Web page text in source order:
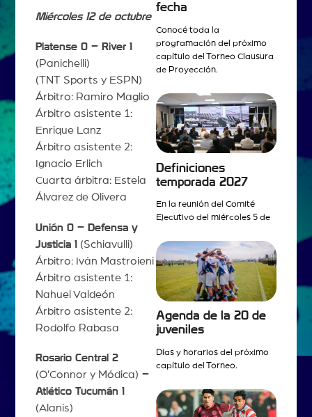
Miércoles 12 de octubre
Platense 0 – River 1
(Panichelli)
(TNT Sports y ESPN)
Árbitro: Ramiro Maglio
Árbitro asistente 1:
Enrique Lanz
Árbitro asistente 2:
Ignacio Erlich
Cuarta árbitra: Estela
Álvarez de Olivera
Unión 0 – Defensa y
Justicia 1(Schiavulli)
Árbitro: Iván Mastroieni
Árbitro asistente 1:
Nahuel Valdeón
Árbitro asistente 2:
Rodolfo Rabasa
Rosario Central 2
(O’Connor y Módica) –
Atlético Tucumán 1
(Alanis)
fecha
Conocé toda la
programación del próximo
capítulo del Torneo Clausura
de Proyección.
Definiciones
temporada 2027
En la reunión del Comité
Ejecutivo del miércoles 5 de
Agenda de la 20 de
juveniles
Días y horarios del próximo
capítulo del Torneo.